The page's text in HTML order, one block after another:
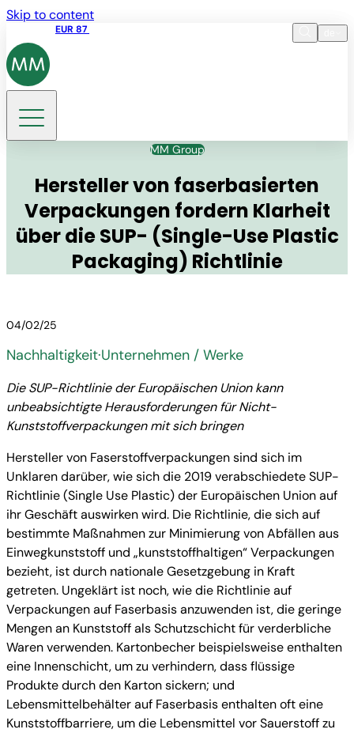
Skip to content
EUR 87
DE
MM Group
Hersteller von faserbasierten
Verpackungen fordern Klarheit
über die SUP- (Single-Use Plastic
Packaging) Richtlinie
Nachhaltigkeit·Unternehmen / Werke
04/02/25
Die SUP-Richtlinie der Europäischen Union kann
unbeabsichtigte Herausforderungen für Nicht-
Kunststoffverpackungen mit sich bringen
Hersteller von Faserstoffverpackungen sind sich im
Unklaren darüber, wie sich die 2019 verabschiedete SUP-
Richtlinie (Single Use Plastic) der Europäischen Union auf
ihr Geschäft auswirken wird. Die Richtlinie, die sich auf
bestimmte Maßnahmen zur Minimierung von Abfällen aus
Einwegkunststoff und „kunststoffhaltigen“ Verpackungen
bezieht, ist durch nationale Gesetzgebung in Kraft
getreten. Ungeklärt ist noch, wie die Richtlinie auf
Verpackungen auf Faserbasis anzuwenden ist, die geringe
Mengen an Kunststoff als Schutzschicht für verderbliche
Waren verwenden. Kartonbecher beispielsweise enthalten
eine Innenschicht, um zu verhindern, dass flüssige
Produkte durch den Karton sickern; und
Lebensmittelbehälter auf Faserbasis enthalten oft eine
Kunststoffbarriere, um die Lebensmittel vor Sauerstoff zu